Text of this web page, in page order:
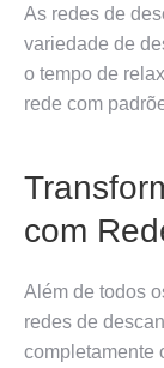
As redes de
variedade de
o tempo de
rede com
com
Além de todos
redes de
completamente